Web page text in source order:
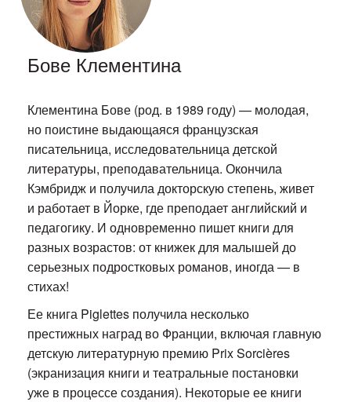
Бове Клементина
Клементина Бове (род. в 1989 году) — молодая,
но поистине выдающаяся французская
писательница, исследовательница детской
литературы, преподавательница. Окончила
Кэмбридж и получила докторскую степень, живет
и работает в Йорке, где преподает английский и
педагогику. И одновременно пишет книги для
разных возрастов: от книжек для малышей до
серьезных подростковых романов, иногда — в
стихах!
Ее книга Piglettes получила несколько
престижных наград во Франции, включая главную
детскую литературную премию Prix Sorcières
(экранизация книги и театральные постановки
уже в процессе создания). Некоторые ее книги